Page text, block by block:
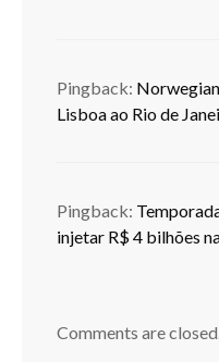
Pingback:
Lisboa ao Rio de
Pingback:
injetar R$ 4 bilhões
Comments are closed.